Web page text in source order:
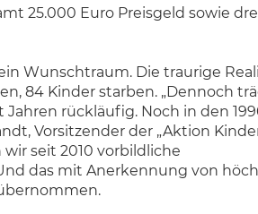
25.000 Euro Preisgeld sowie
Wunschtraum. Die traurige
84 Kinder starben. „Dennoch
rückläufig. Noch in den
Vorsitzender der „Aktion
seit 2010 vorbildliche
das mit Anerkennung von